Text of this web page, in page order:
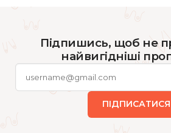
Підпишись, щоб не
найвигідніші
ПІДПИСАТИСЯ